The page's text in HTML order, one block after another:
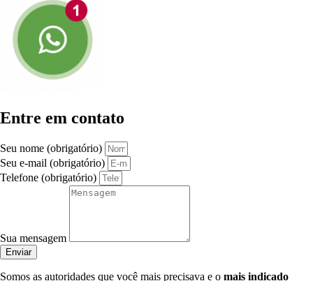
Entre em contato
Seu nome (obrigatório)
Seu e-mail (obrigatório)
Telefone (obrigatório)
Sua mensagem
Enviar
Somos as autoridades que você mais precisava e o mais indicado